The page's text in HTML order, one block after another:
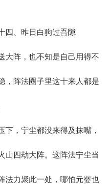
驹过吾隙
阵，也不知是自己用得不
，阵法圈子里这十来人都是
，宁尘都没来得及抹嘴，
山四劫大阵。这阵法宁尘当
法力聚此一处，哪怕元婴也